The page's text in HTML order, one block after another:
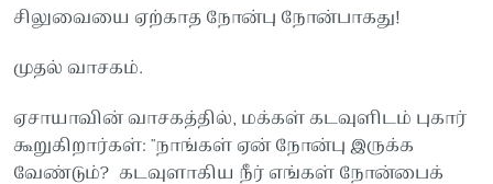
சிலுவையை ஏற்காத நோன்பு நோன்பாகது!
முதல் வாசகம்.
ஏசாயாவின் வாசகத்தில், மக்கள் கடவுளிடம் புகார்
கூறுகிறார்கள்: "நாங்கள் ஏன் நோன்பு இருக்க
வேண்டும்? கடவுளாகிய நீர் எங்கள் நோன்பைக்